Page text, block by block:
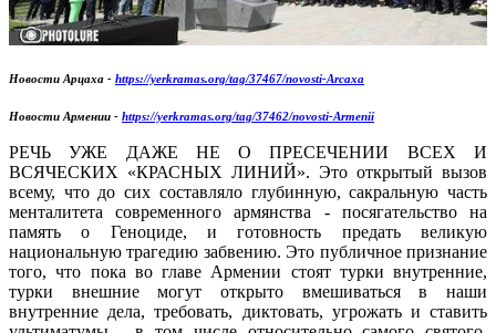
Новости Арцаха - https://yerkramas.org/tag/37467/novosti-Arcaxa
Новости Армении - https://yerkramas.org/tag/37462/novosti-Armenii
РЕЧЬ УЖЕ ДАЖЕ НЕ О ПРЕСЕЧЕНИИ ВСЕХ И
ВСЯЧЕСКИХ «КРАСНЫХ ЛИНИЙ». Это открытый вызов
всему, что до сих составляло глубинную, сакральную часть
менталитета современного армянства - посягательство на
память о Геноциде, и готовность предать великую
национальную трагедию забвению. Это публичное признание
того, что пока во главе Армении стоят турки внутренние,
турки внешние могут открыто вмешиваться в наши
внутренние дела, требовать, диктовать, угрожать и ставить